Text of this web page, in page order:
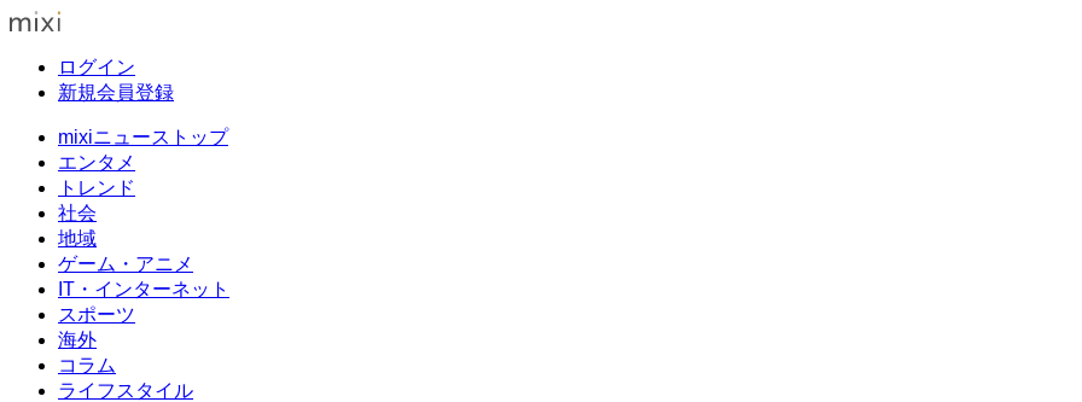
ログイン
新規会員登録
mixiニューストップ
エンタメ
トレンド
社会
地域
ゲーム・アニメ
IT・インターネット
スポーツ
海外
コラム
ライフスタイル